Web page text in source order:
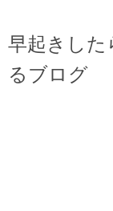
早起きした
るブログ